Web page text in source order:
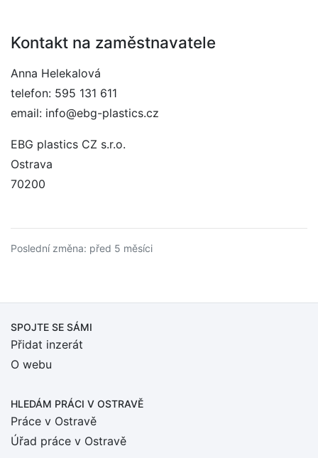
Kontakt na zaměstnavatele
Anna Helekalová
telefon: 595 131 611
email: info@ebg-plastics.cz
EBG plastics CZ s.r.o.
Ostrava
70200
Poslední změna: před 5 měsíci
SPOJTE SE SÁMI
Přidat inzerát
O webu
HLEDÁM PRÁCI V OSTRAVĚ
Práce v Ostravě
Úřad práce v Ostravě